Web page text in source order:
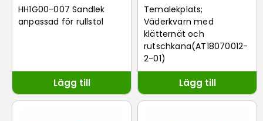
HH1G00-007 Sandlek
anpassad för rullstol
Lägg till
Temalekplats;
Väderkvarn med
klätternät och
rutschkana(AT18070012-
2-01)
Lägg till